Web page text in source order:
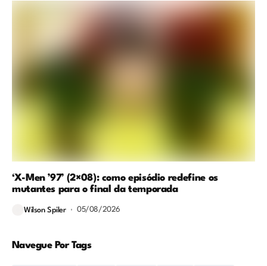
‘X-Men ’97’ (2×08): como episódio redefine os
mutantes para o final da temporada
Wilson Spiler 05/08/2026
Navegue Por Tags